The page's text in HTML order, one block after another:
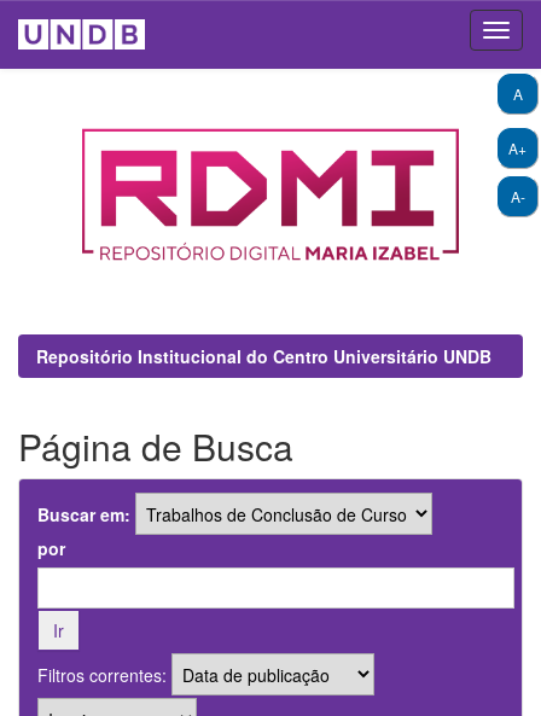
A+
A-
A
Repositório Institucional do Centro Universitário UNDB
Página de Busca
Buscar em:
por
Filtros correntes: